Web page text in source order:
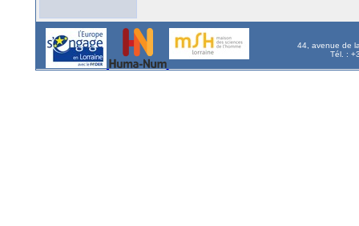
44, avenue de
Tél. :